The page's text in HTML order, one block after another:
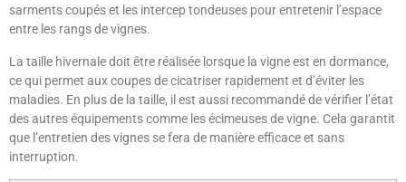
sarments coupés et les intercep tondeuses pour entretenir l’espace
entre les rangs de vignes.
La taille hivernale doit être réalisée lorsque la vigne est en dormance,
ce qui permet aux coupes de cicatriser rapidement et d’éviter les
maladies. En plus de la taille, il est aussi recommandé de vérifier l’état
des autres équipements comme les écimeuses de vigne. Cela garantit
que l’entretien des vignes se fera de manière efficace et sans
interruption.